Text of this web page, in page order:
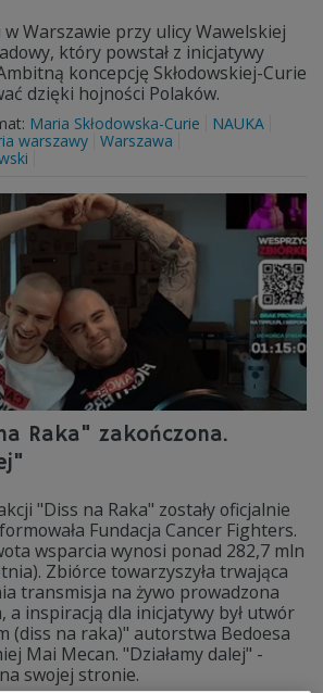
Warszawie przy ulicy Wawelskiej
który powstał z inicjatywy
koncepcję Skłodowskiej-Curie
dzięki hojności Polaków.
Maria Skłodowska-Curie
NAUKA
warszawy Warszawa
Raka" zakończona.
"Diss na Raka" zostały oficjalnie
Fundacja Cancer Fighters.
wsparcia wynosi ponad 282,7 mln
Zbiórce towarzyszyła trwająca
transmisja na żywo prowadzona
a inspiracją dla inicjatywy był utwór
(diss na raka)" autorstwa Bedoesa
Mai Mecan. "Działamy dalej" -
swojej stronie.